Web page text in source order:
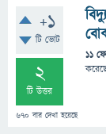
+1
টি ভোট
2
টি উত্তর
670 বার দেখা হয়েছে
11